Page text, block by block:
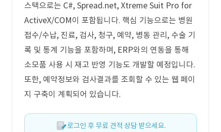
스택으로는 C#, Spread.net, Xtreme Suit Pro for
ActiveX/COM이 포함됩니다. 핵심 기능으로는 병원
접수/수납, 진료, 검사, 청구, 예약, 병동 관리, 수술 기
록 및 통계 기능을 포함하며, ERP와의 연동을 통해
소모품 사용 시 재고 반영 기능도 개발할 예정입니다.
또한, 예약정보와 검사결과를 조회할 수 있는 웹 페이
지 구축이 계획되어 있습니다.
로그인 후 무료 견적 상담 받으세요.